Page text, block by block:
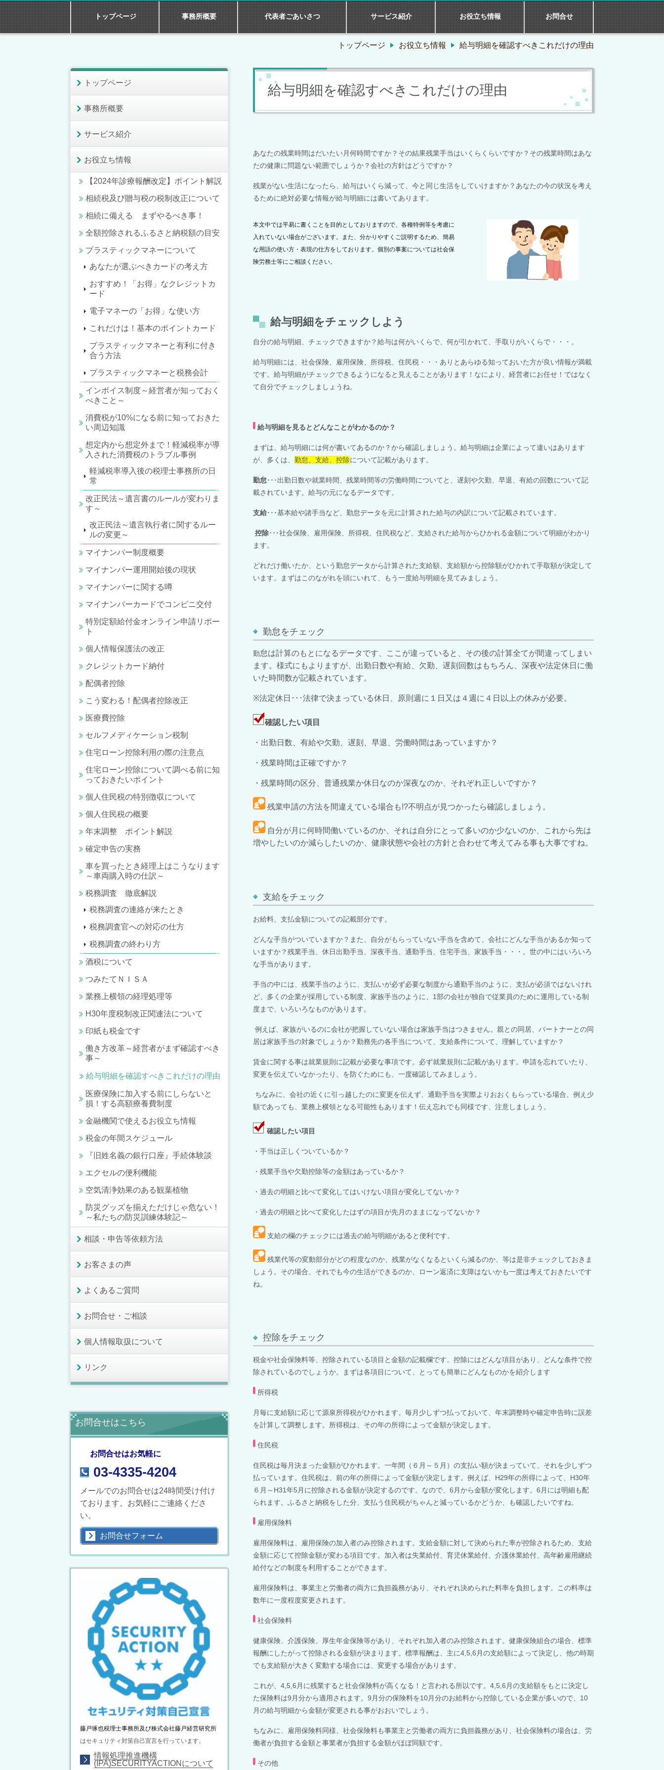
トップページ 事務所概要 代表者ごあいさつ サービス紹介 お役立ち情報 お問合せ
トップページ お役立ち情報 給与明細を確認すべきこれだけの理由
給与明細を確認すべきこれだけの理由
あなたの残業時間はだいたい月何時間ですか？その結果残業手当はいくらくらいですか？その残業時間はあな
たの健康に問題ない範囲でしょうか？会社の方針はどうですか？
残業がない生活になったら、給与はいくら減って、今と同じ生活をしていけますか？あなたの今の状況を考え
るために絶対必要な情報が給与明細には書いてあります。
本文中では平易に書くことを目的としておりますので、各種特例等を考慮に
入れていない場合がございます。
また、分かりやすくご説明するため、簡易
な用語の使い方・表現の仕方をしております。 個別の事案については社会保
険労務士等にご相談ください。
給与明細をチェックしよう
自分の給与明細、チェックできますか？給与は何がいくらで、何が引かれて、手取りがいくらで・・・。
給与明細には、社会保険、雇用保険、所得税、住民税・・・ありとあらゆる知っておいた方が良い情報が満載
です。給与明細がチェックできるようになると見えることがあります！ なにより、経営者にお任せ！ではなく
て自分でチェックしましょうね。
給与明細を見るとどんなことがわかるのか？
まずは、給与明細には何が書いてあるのか？から確認しましょう。 給与明細は企業によって違いはあります
が、多くは、 勤怠、支給、控除について記載があります。
勤怠･･･出勤日数や就業時間、残業時間等の労働時間についてと、遅刻や欠勤、早退、有給の回数について記
載されています。給与の元になるデータです。
支給･･･基本給や諸手当など、勤怠データを元に計算された給与の内訳について記載されています。
控除･･･社会保険、雇用保険、所得税、住民税など、支給された給与からひかれる金額について明細がわかり
ます。
どれだけ働いたか、という勤怠データから計算された支給額、 支給額から控除額がひかれて手取額が決定して
います。
まずはこのながれを頭にいれて、もう一度給与明細を見てみましょう。
勤怠をチェック
勤怠は計算のもとになるデータです、ここが違っていると、その後の計算全てが間違ってしまい
ます。様式にもよりますが、出勤日数や有給、欠勤、遅刻回数はもちろん、深夜や法定休日に働
いた時間数が記載されています。
※法定休日･･･法律で決まっている休日、原則週に１日又は４週に４日以上の休みが必要。
確認したい項目
・出勤日数、有給や欠勤、遅刻、早退、労働時間はあっていますか？
・残業時間は正確ですか？
・残業時間の区分、普通残業か休日なのか深夜なのか、それぞれ正しいですか？
残業申請の方法を間違えている場合も!?不明点が見つかったら確認しましょう。
自分が月に何時間働いているのか、それは自分にとって多いのか少ないのか、これから先は
増やしたいのか減らしたいのか、健康状態や会社の方針と合わせて考えてみる事も大事ですね。
支給をチェック
お給料、支払金額についての記載部分です。
どんな手当がついていますか？また、自分がもらっていない手当を含めて、会社にどんな手当があるか知って
いますか？残業手当、休日出勤手当、深夜手当、通勤手当、住宅手当、家族手当・・・。世の中にはいろいろ
な手当があります。
手当の中には、残業手当のように、支払いが必ず必要な制度から通勤手当のように、支払が必須ではないけれ
ど、多くの企業が採用している制度、家族手当のように、 1部の会社が独自で従業員のために運用している制
度まで、いろいろなものがあります。
例えば、家族がいるのに会社が把握していない場合は家族手当はつきません。親との同居、パートナーとの同
居は家族手当の対象でしょうか？勤務先の各手当について、支給条件について、理解していますか？
賃金に関する事は就業規則に記載が必要な事項です。必ず就業規則に記載があります。申請を忘れていたり、
変更を伝えていなかったり、を防ぐためにも、一度確認してみましょう。
ちなみに、会社の近くに引っ越したのに変更を伝えず、通勤手当を実際よりおおくもらっている場合、例え少
額であっても、業務上横領となる可能性もあります！伝え忘れでも同様です、注意しましょう。
確認したい項目
・手当は正しくついているか？
・残業手当や欠勤控除等の金額はあっているか？
・過去の明細と比べて変化してはいけない項目が変化してないか？
・過去の明細と比べて変化したはずの項目が先月のままになってないか？
支給の欄のチェックには過去の給与明細があると便利です。
残業代等の変動部分がどの程度なのか、残業がなくなるといくら減るのか、等は是非チェックしておきま
しょう。その場合、それでも今の生活ができるのか、ローン返済に支障はないかも一度は考えておきたいです
ね。
控除をチェック
税金や社会保険料等、控除されている項目と金額の記載欄です。 控除にはどんな項目があり、どんな条件で控
除されているのでしょうか。まずは各項目について、とっても簡単にどんなものかを紹介します
所得税
月毎に支給額に応じて源泉所得税がひかれます。毎月少しずつ払っておいて、年末調整時や確定申告時に誤差
を計算して調整します。所得税は、その年の所得によって金額が決定します。
住民税
住民税は毎月決まった金額がひかれます。一年間（６月～５月）の支払い額が決まっていて、それを少しずつ
払っています。住民税は、前の年の所得によって金額が決定します。 例えば、 H29年の所得によって、 H30年
６月～ H31年5 月に控除される金額が決定するのです。 なので、 6 月から金額が変化します。 6 月には明細も配
られます。ふるさと納税をした分、支払う住民税がちゃんと減っているかどうか、も確認したいですね。
雇用保険料
雇用保険料は、雇用保険の加入者のみ控除されます。支給金額に対して決められた率が控除されるため、支給
金額に応じて控除金額が変わる項目です。 加入者は失業給付、育児休業給付、介護休業給付、高年齢雇用継続
給付などの制度を利用することができます。
雇用保険料は、事業主と労働者の両方に負担義務があり、それぞれ決められた料率を負担します。この料率は
数年に一度程度変更されます。
社会保険料
健康保険、介護保険、厚生年金保険等があり、それぞれ加入者のみ控除されます。 健康保険組合の場合、標準
報酬にしたがって控除される金額が決まります。標準報酬は、主に4,5,6 月の支給額によって決定し、他の時期
でも支給額が大きく変動する場合には、変更する場合があります。
これが、 4,5,6 月に残業すると社会保険料が高くなる！と言われる所以です。 4,5,6 月の支給額をもとに決定し
た保険料は9 月分から適用されます。 9 月分の保険料を10月分のお給料から控除している企業が多いので、 10
月の給与明細から金額が変更される事がおおいでしょう。
ちなみに、雇用保険料同様、社会保険料も事業主と労働者の両方に負担義務があり、社会保険料の場合は、労
働者が負担する金額と事業者が負担する金額がほぼ同額です。
その他
トップページ
事務所概要
サービス紹介
お役立ち情報
【2024年診療報酬改定】ポイント解説
相続税及び贈与税の税制改正について
相続に備える まずやるべき事！
全額控除されるふるさと納税額の目安
プラスティックマネーについて
あなたが選ぶべきカードの考え方
おすすめ！「お得」なクレジットカ
ード
電子マネーの「お得」な使い方
これだけは！基本のポイントカード
プラスティックマネーと有利に付き
合う方法
プラスティックマネーと税務会計
インボイス制度～経営者が知っておく
べきこと～
消費税が10%になる前に知っておきた
い周辺知識
想定内から想定外まで！軽減税率が導
入された消費税のトラブル事例
軽減税率導入後の税理士事務所の日
常
改正民法～遺言書のルールが変わりま
す～
改正民法～遺言執行者に関するルー
ルの変更～
マイナンバー制度概要
マイナンバー運用開始後の現状
マイナンバーに関する噂
マイナンバーカードでコンビニ交付
特別定額給付金オンライン申請リポー
ト
個人情報保護法の改正
クレジットカード納付
配偶者控除
こう変わる！配偶者控除改正
医療費控除
セルフメディケーション税制
住宅ローン控除利用の際の注意点
住宅ローン控除について調べる前に知
っておきたいポイント
個人住民税の特別徴収について
個人住民税の概要
年末調整 ポイント解説
確定申告の実務
車を買ったとき経理上はこうなります
～車両購入時の仕訳～
税務調査 徹底解説
税務調査の連絡が来たとき
税務調査官への対応の仕方
税務調査の終わり方
酒税について
つみたてＮＩＳＡ
業務上横領の経理処理等
H30年度税制改正関連法について
印紙も税金です
働き方改革～経営者がまず確認すべき
事～
給与明細を確認すべきこれだけの理由
医療保険に加入する前にしらないと
損！する高額療養費制度
金融機関で使えるお役立ち情報
税金の年間スケジュール
『旧姓名義の銀行口座』手続体験談
エクセルの便利機能
空気清浄効果のある観葉植物
防災グッズを揃えただけじゃ危ない！
～私たちの防災訓練体験記～
相談・申告等依頼方法
お客さまの声
よくあるご質問
お問合せ・ご相談
個人情報取扱について
リンク
お問合せはこちら
お問合せはお気軽に
03-4335-4204
メールでのお問合せは24時間受け付け
ております。お気軽にご連絡くださ
い。
お問合せフォーム
藤戸琢也税理士事務所及び株式会社藤戸経営研究所
はセキュリティ対策自己宣言を行っています。
情報処理推進機構
(IPA)SECURITYACTIONについて